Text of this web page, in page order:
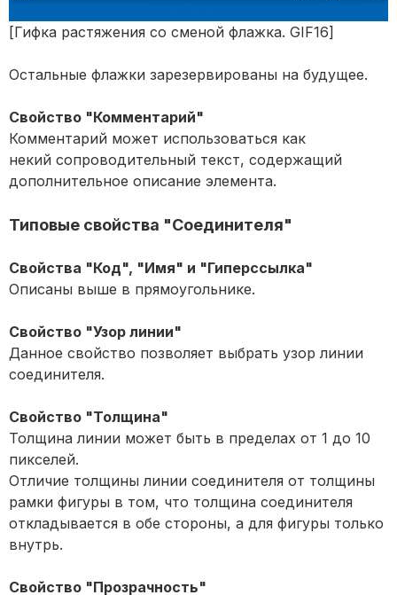
[Гифка растяжения со сменой флажка. GIF16]
Остальные флажки зарезервированы на будущее.
Свойство "Комментарий"
Комментарий может использоваться как
некий сопроводительный текст, содержащий
дополнительное описание элемента.
Типовые свойства "Соединителя"
Свойства "Код", "Имя" и "Гиперссылка"
Описаны выше в прямоугольнике.
Свойство "Узор линии"
Данное свойство позволяет выбрать узор линии
соединителя.
Свойство "Толщина"
Толщина линии может быть в пределах от 1 до 10
пикселей.
Отличие толщины линии соединителя от толщины
рамки фигуры в том, что толщина соединителя
откладывается в обе стороны, а для фигуры только
внутрь.
Свойство "Прозрачность"